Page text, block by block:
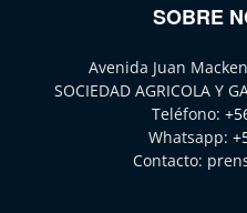
SOBRE
Avenida Juan
SOCIEDAD AGRICOLA Y
Teléfono:
Whatsapp:
Contacto: